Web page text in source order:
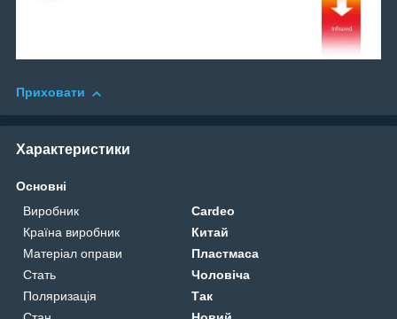
Приховати
Характеристики
Основні
Виробник
Cardeo
Країна виробник
Китай
Матеріал оправи
Пластмаса
Стать
Чоловіча
Поляризація
Так